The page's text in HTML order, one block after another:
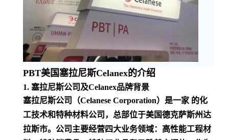
PBT美国塞拉尼斯Celanex的介绍
1. 塞拉尼斯公司及Celanex品牌背景
塞拉尼斯公司（Celanese Corporation）是一家 的化
工技术和特种材料公司，总部位于美国德克萨斯州达
拉斯市。公司主要经营四大业务领域：高性能工程材